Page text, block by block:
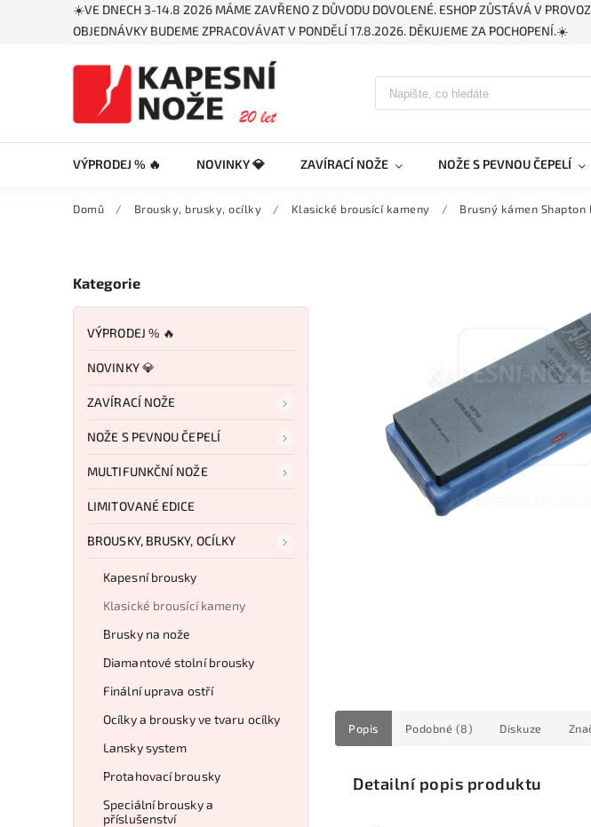
☀️VE DNECH 3-14.8 2026 MÁME ZAVŘENO Z DŮVODU DOVOLENÉ. ESHOP ZŮSTÁVÁ V
OBJEDNÁVKY BUDEME ZPRACOVÁVAT V PONDĚLÍ 17.8.2026. DĚKUJEME ZA POCHOPENÍ.☀️
VÝPRODEJ % 🔥 NOVINKY 💎 ZAVÍRACÍ NOŽE NOŽE S PEVNOU ČEPELÍ
Domů / Brousky, brusky, ocílky / Klasické brousící kameny / Brusný kámen
Kategorie
VÝPRODEJ % 🔥
NOVINKY 💎
ZAVÍRACÍ NOŽE
NOŽE S PEVNOU ČEPELÍ
MULTIFUNKČNÍ NOŽE
LIMITOVANÉ EDICE
BROUSKY, BRUSKY, OCÍLKY
Kapesní brousky
Klasické brousící kameny
Brusky na nože
Diamantové stolní brousky
Finální uprava ostří
Ocílky a brousky ve tvaru ocílky
Lansky system
Protahovací brousky
Speciální brousky a
příslušenství
Popis Podobné (8) Diskuze
Detailní popis produktu